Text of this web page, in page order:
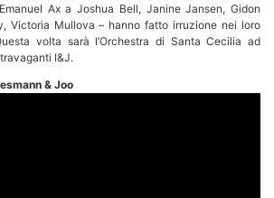
Ax a Joshua Bell, Janine Jansen, Gidon
Victoria Mullova – hanno fatto irruzione nei loro
volta sarà l’Orchestra di Santa Cecilia ad
I&J.
& Joo